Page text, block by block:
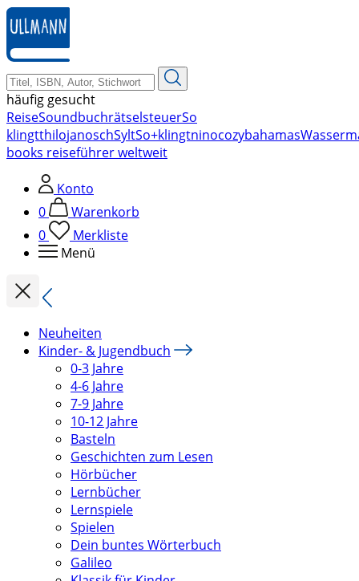
zum
Hauptinhalt
springen
häufig gesucht
ReiseSoundbuchrätselsteuerSo
klingtthilojanoschSyltSo+klingtninocozybahamas
books reiseführer weltweit
Konto
0
Warenkorb
0
Merkliste
Menü
Neuheiten
Kinder- & Jugendbuch
0-3 Jahre
4-6 Jahre
7-9 Jahre
10-12 Jahre
Basteln
Geschichten zum Lesen
Hörbücher
Lernbücher
Lernspiele
Spielen
Dein buntes Wörterbuch
Galileo